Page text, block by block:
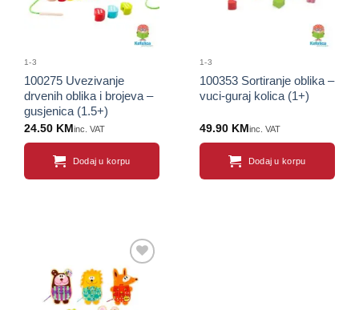
1-3
100275 Uvezivanje
drvenih oblika i brojeva –
gusjenica (1.5+)
24.50 KM inc. VAT
Dodaj u korpu
1-3
100353 Sortiranje oblika –
vuci-guraj kolica (1+)
49.90 KM inc. VAT
Dodaj u korpu
Sačuvaj
proizvod